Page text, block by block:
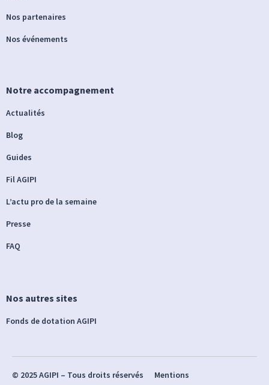
Nos partenaires
Nos événements
Notre accompagnement
Actualités
Blog
Guides
Fil AGIPI
L’actu pro de la semaine
Presse
FAQ
Nos autres sites
Fonds de dotation AGIPI
© 2025 AGIPI – Tous droits réservés Mentions